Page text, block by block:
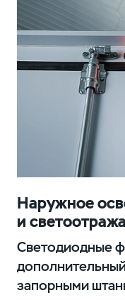
Наружное
и
Светодиодные
запорными